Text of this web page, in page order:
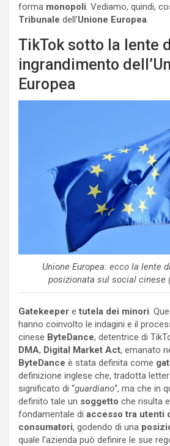
forma monopoli. Vediamo, quindi,
Tribunale dell’Unione Europea.
TikTok sotto la lente
ingrandimento
Europea
Unione Europea: ecco la lente
posizionata sul social cinese
Gatekeeper etutela dei minori.
hanno coinvolto le indagini e il
cinese ByteDance, detentrice di
DMA, Digital Market Act, emanato
ByteDance è stata definita come
definizione inglese che, tradotta
significato di “guardiano“, ma che in
definito tale un soggetto che risulta
fondamentale di accesso tra utenti
consumatori, godendo di una
quale l’azienda può definire le sue